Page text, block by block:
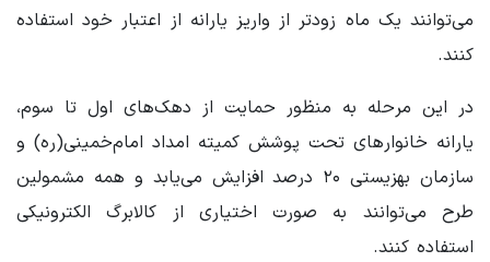
می‌توانند یک ماه زودتر از واریز یارانه از اعتبار خود استفاده
کنند.
در این مرحله به منظور حمایت از دهک‌های اول تا سوم،
یارانه خانوارهای تحت پوشش کمیته امداد امام‌خمینی(ره) و
سازمان بهزیستی ۲۰ درصد افزایش می‌یابد و همه مشمولین
طرح می‌توانند به صورت اختیاری از کالابرگ الکترونیکی
استفاده کنند.